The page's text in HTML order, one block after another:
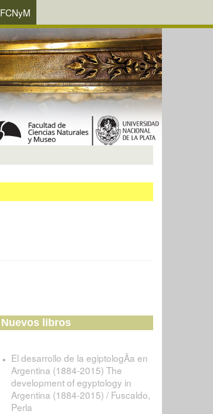
FCNyM
Nuevos libros
El desarrollo de la egiptologÃ­a en
Argentina (1884-2015) The
development of egyptology in
Argentina (1884-2015) / Fuscaldo,
Perla